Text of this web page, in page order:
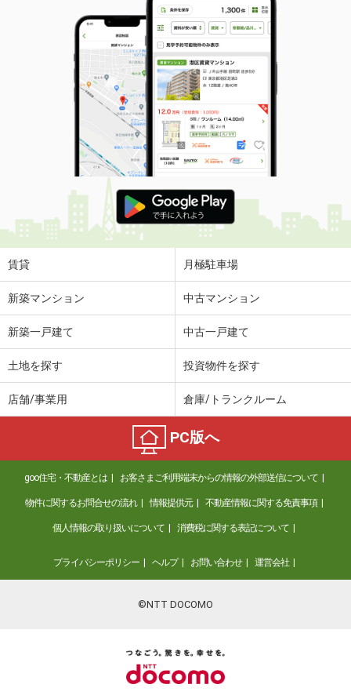
賃貸 月極駐車場
新築マンション 中古マンション
新築一戸建て 中古一戸建て
土地を探す 投資物件を探す
店舗/事業用 倉庫/トランクルーム
PC版へ
goo住宅・不動産とは お客さまご利用端末からの情報の外部送信について
物件に関するお問合せの流れ 情報提供元 不動産情報に関する免責事項
個人情報の取り扱いについて 消費税に関する表記について
プライバシーポリシー ヘルプ お問い合わせ 運営会社
©NTT DOCOMO